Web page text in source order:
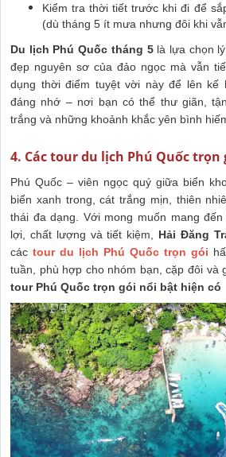
Kiểm tra thời tiết trước khi đi để
(dù tháng 5 ít mưa nhưng đôi khi
Du lịch Phú Quốc tháng 5là lựa chọn
đẹp nguyên sơ của đảo ngọc mà vẫn
dụng thời điểm tuyệt vời này để lên kế
đáng nhớ – nơi bạn có thể thư giãn,
trắng và những khoảnh khắc yên bình
4. Các tour du lịch Phú Quốc trọn
Phú Quốc – viên ngọc quý giữa biển
biển xanh trong, cát trắng mịn, thiên
thái đa dạng. Với mong muốn mang
lợi, chất lượng và tiết kiệm, Hải Đăng
các tour du lịch Phú Quốc trọn gói
tuần, phù hợp cho nhóm bạn, cặp đôi và
tour Phú Quốc trọn gói nổi bật hiện có